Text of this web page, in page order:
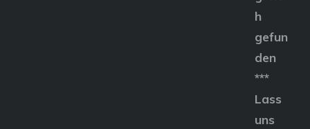
h
gefun
den
***
Lass
uns